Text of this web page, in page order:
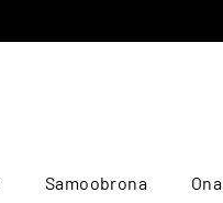
Samoobrona Ona